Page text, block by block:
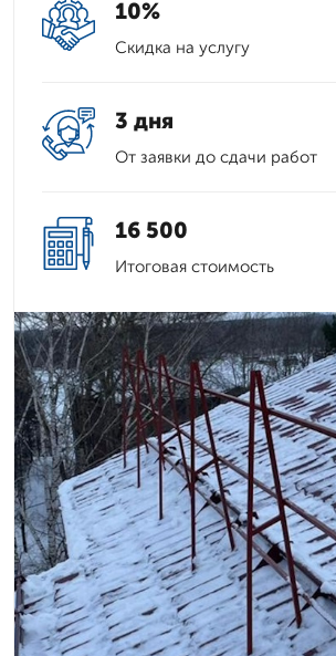
10%
Скидка на услугу
3 дня
От заявки до сдачи работ
16 500
Итоговая стоимость